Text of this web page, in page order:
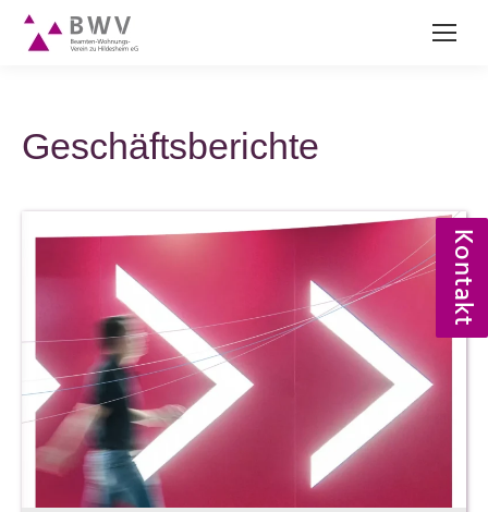
Geschäftsberichte
Kontakt